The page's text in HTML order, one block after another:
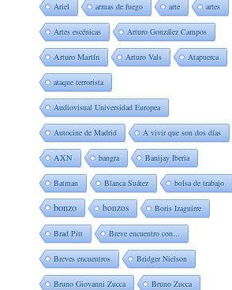
Ariel armas de fuego arte artes
Artes escénicas Arturo González Campos
Arturo Martín Arturo Vals Atapuerca
ataque terrorista
Audiovisual Universidad Europea
Autocine de Madrid A vivir que son dos días
AXN bangra Banijay Iberia
Batman Blanca Suátez bolsa de trabajo
bonzo bonzos Boris Izaguirre
Brad Pitt Breve encuentro con...
Breves encuentros Bridger Nielson
Bruno Giovanni Zucca Bruno Zucca